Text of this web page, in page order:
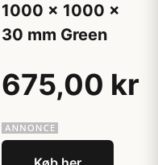
1000 x 1000 x
30 mm Green
675,00 kr